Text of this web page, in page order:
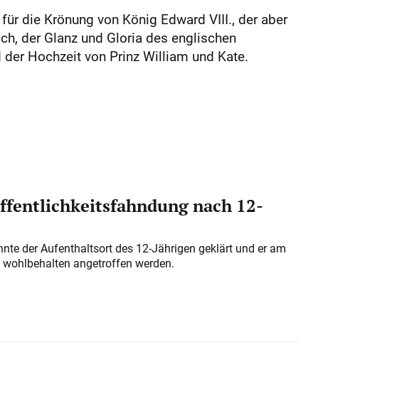
die Krönung von König Edward VIII., der aber
der Glanz und Gloria des englischen
Hochzeit von Prinz William und Kate.
nach 12-
der Aufenthaltsort des 12-Jährigen geklärt und er am
angetroffen werden.